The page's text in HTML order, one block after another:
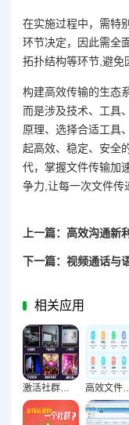
在实施过程中，需特
环节决定，因此需全
拓扑结构等环节,避免
构建高效传输的生态
而是涉及技术、工具
原理、选择合适工具
起高效、稳定、安全
代，掌握文件传输加
争力,让每一次文件传
相关应用
激活社群氛围必备，13个创意互动小游戏全解析 高效文件整理实战，快速